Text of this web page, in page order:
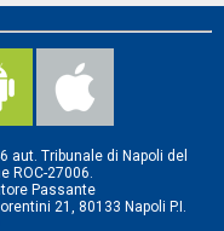
Tribunale di Napoli del
ROC-27006.
Passante
21, 80133 Napoli P.I.